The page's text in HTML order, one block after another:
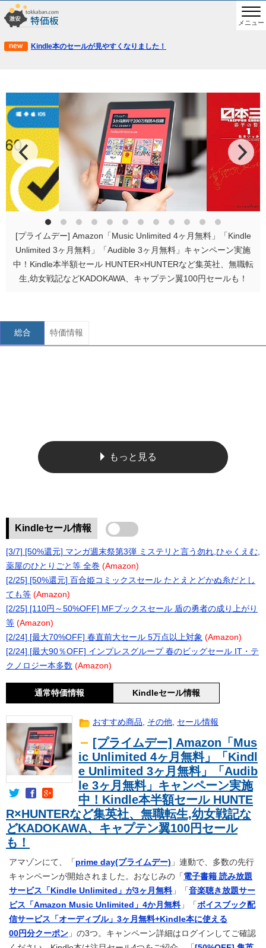
メニュー
Kindle本のセールが見やすくなりました！
[プライムデー] Amazon「Music Unlimited 4ヶ月無料」「Kindle
Unlimited 3ヶ月無料」「Audible 3ヶ月無料」キャンペーン実施
中！Kindle本半額セール HUNTER×HUNTERなど集英社、無職転
生,幼女戦記などKADOKAWA、キャプテン翼100円セールも！
総合 特価情報
もっと見る
Kindleセール情報
[3/7] [50%還元] マンガ週末祭第3弾 ミステリと言う勿れ,ひゃくえむ,
薬屋のひとりごと等 全巻 (Amazon)
[2/25] [50%還元] 百合姫コミックスセール たとえとどかぬ糸だとし
ても等 (Amazon)
[2/25] [110円～50%OFF] MFブックスセール 盾の勇者の成り上がり
等 (Amazon)
[2/24] [最大70%OFF] 春直前大セール 5万点以上対象 (Amazon)
[2/24] [最大90％OFF] インプレスグループ 春のビッグセール IT・テ
クノロジー本多数 (Amazon)
通常特価情報 Kindleセール情報
おすすめ商品, その他, セール情報
[プライムデー] Amazon「Mus
ic Unlimited 4ヶ月無料」「Kindl
e Unlimited 3ヶ月無料」「Audib
le 3ヶ月無料」キャンペーン実施
中！Kindle本半額セール HUNTE
R×HUNTERなど集英社、無職転生,幼女戦記な
どKADOKAWA、キャプテン翼100円セール
も！
アマゾンにて、「 prime day(プライムデー) 」連動で、多数の先行
キャンペーンが開始されました。おなじみの「 電子書籍 読み放題
サービス「Kindle Unlimited」が3ヶ月無料」「 音楽聴き放題サー
ビス「Amazon Music Unlimited」4か月無料」「 ボイスブック配
信サービス「オーディブル」3ヶ月無料+Kindle本に使える
00円分クーポン 」の3つ。キャンペーン詳細はログインしてご確認